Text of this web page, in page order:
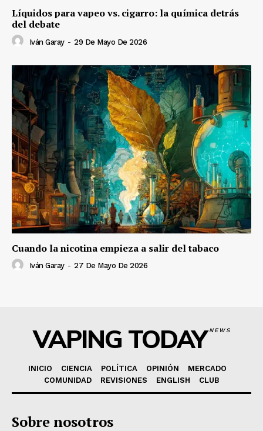
Líquidos para vapeo vs. cigarro: la química detrás
del debate
Iván Garay - 29 De Mayo De 2026
Cuando la nicotina empieza a salir del tabaco
Iván Garay - 27 De Mayo De 2026
VAPING TODAYNEWS
INICIO CIENCIA POLÍTICA OPINIÓN
MERCADO
COMUNIDAD
REVISIONES ENGLISH CLUB
Sobre nosotros